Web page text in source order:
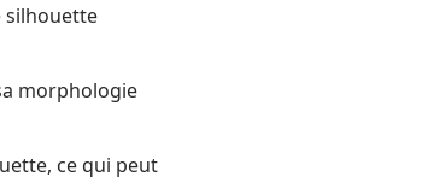
silhouette
morphologie
ce qui peut